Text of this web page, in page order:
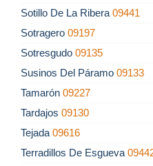
Sotillo De La Ribera 09441
Sotragero 09197
Sotresgudo 09135
Susinos Del Páramo 09133
Tamarón 09227
Tardajos 09130
Tejada 09616
Terradillos De Esgueva